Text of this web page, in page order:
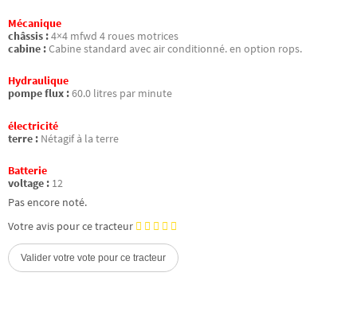
Mécanique
châssis :4×4 mfwd 4 roues motrices
cabine :Cabine standard avec air conditionné. en option rops.
Hydraulique
pompe flux :60.0 litres par minute
électricité
terre : Nétagif à la terre
Batterie
voltage : 12
Pas encore noté.
Votre avis pour ce tracteur